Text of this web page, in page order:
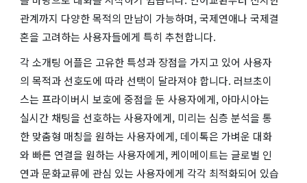
관계까지 다양한 목적의 만남이 가능하며, 국제연애나 국제결
혼을 고려하는 사용자들에게 특히 추천합니다.
각 소개팅 어플은 고유한 특성과 장점을 가지고 있어 사용자
의 목적과 선호도에 따라 선택이 달라져야 합니다. 러브초이
스는 프라이버시 보호에 중점을 둔 사용자에게, 아마시아는
실시간 채팅을 선호하는 사용자에게, 미리는 심층 분석을 통
한 맞춤형 매칭을 원하는 사용자에게, 데이톡은 가벼운 대화
와 빠른 연결을 원하는 사용자에게, 케이메이트는 글로벌 인
연과 문화교류에 관심 있는 사용자에게 각각 최적화되어 있습